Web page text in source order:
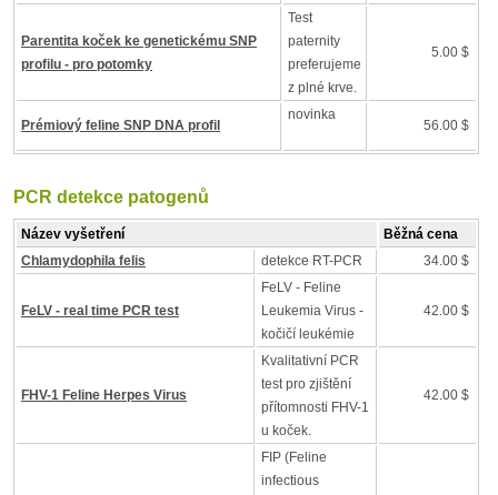
Parentita koček ke genetickému SNP
profilu - pro potomky
Test
paternity
preferujeme
z plné krve.
5.00 $
Prémiový feline SNP DNA profil
novinka
56.00 $
PCR detekce patogenů
Název vyšetření
Běžná cena
Chlamydophila felis
detekce RT-PCR 34.00 $
FeLV - real time PCR test
FeLV - Feline
Leukemia Virus -
kočičí leukémie
42.00 $
FHV-1 Feline Herpes Virus
Kvalitativní PCR
test pro zjištění
přítomnosti FHV-1
u koček.
42.00 $
FIP (Feline
infectious